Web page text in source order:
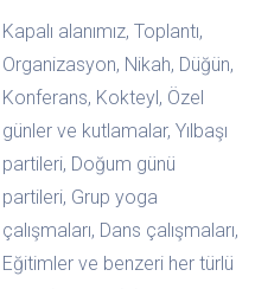
Kapalı alanımız, Toplantı,
Organizasyon, Nikah, Düğün,
Konferans, Kokteyl, Özel
günler ve kutlamalar, Yılbaşı
partileri, Doğum günü
partileri, Grup yoga
çalışmaları, Dans çalışmaları,
Eğitimler ve benzeri her türlü